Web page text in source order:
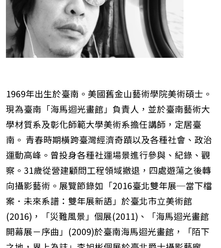
1969年出生於臺南。美國舊金山藝術學院美術碩士。
現為臺南「海馬迴光畫館」負責人，並於臺南藝術大
學材質系及彰化師範大學美術系擔任講師，定居臺
南。 青春時期橫跨臺灣經濟奇蹟以及各種社會、政治
運動高峰。曾投身各種社運場景進行參與、紀錄、觀
察。31歲從營建顧問工程領域撤退，四處遊蕩之後轉
向攝影藝術。展覽節錄如「2016臺北雙年展─當下檔
案．未來系譜：雙年展新語」於臺北市立美術館
(2016)，「災難風景」個展(2011)、「海馬迴光畫館
開幕展－序曲」(2009)於臺南海馬迴光畫館，「陌下